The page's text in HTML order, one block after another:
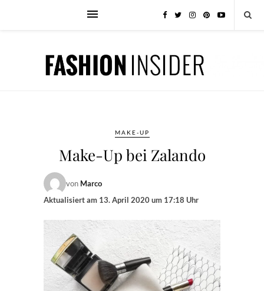
MAKE-UP
Make-Up bei Zalando
von Marco
Aktualisiert am 13. April 2020 um 17:18 Uhr